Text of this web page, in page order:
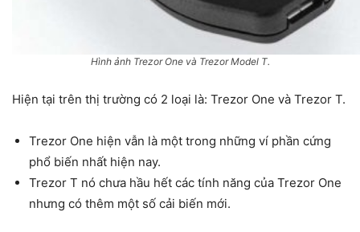
Hình ảnh Trezor One và Trezor Model T.
Hiện tại trên thị trường có 2 loại là: Trezor One và Trezor T.
Trezor One hiện vẫn là một trong những ví phần cứng
phổ biến nhất hiện nay.
Trezor T nó chưa hầu hết các tính năng của Trezor One
nhưng có thêm một số cải biến mới.